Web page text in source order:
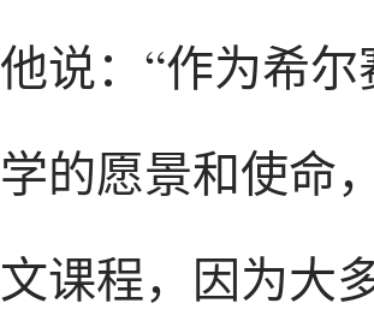
他说：“作为希
学的愿景和使命
文课程，因为大